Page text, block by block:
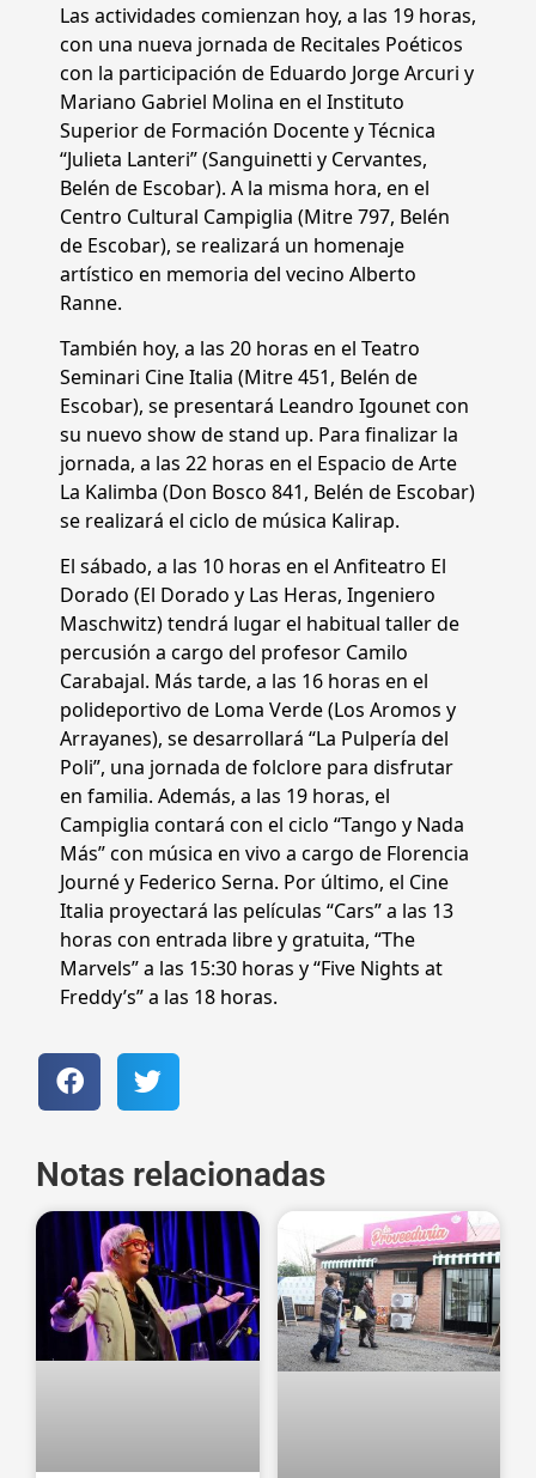
Las actividades comienzan hoy, a las 19 horas,
con una nueva jornada de Recitales Poéticos
con la participación de Eduardo Jorge Arcuri y
Mariano Gabriel Molina en el Instituto
Superior de Formación Docente y Técnica
“Julieta Lanteri” (Sanguinetti y Cervantes,
Belén de Escobar). A la misma hora, en el
Centro Cultural Campiglia (Mitre 797, Belén
de Escobar), se realizará un homenaje
artístico en memoria del vecino Alberto
Ranne.
También hoy, a las 20 horas en el Teatro
Seminari Cine Italia (Mitre 451, Belén de
Escobar), se presentará Leandro Igounet con
su nuevo show de stand up. Para finalizar la
jornada, a las 22 horas en el Espacio de Arte
La Kalimba (Don Bosco 841, Belén de Escobar)
se realizará el ciclo de música Kalirap.
El sábado, a las 10 horas en el Anfiteatro El
Dorado (El Dorado y Las Heras, Ingeniero
Maschwitz) tendrá lugar el habitual taller de
percusión a cargo del profesor Camilo
Carabajal. Más tarde, a las 16 horas en el
polideportivo de Loma Verde (Los Aromos y
Arrayanes), se desarrollará “La Pulpería del
Poli”, una jornada de folclore para disfrutar
en familia. Además, a las 19 horas, el
Campiglia contará con el ciclo “Tango y Nada
Más” con música en vivo a cargo de Florencia
Journé y Federico Serna. Por último, el Cine
Italia proyectará las películas “Cars” a las 13
horas con entrada libre y gratuita, “The
Marvels” a las 15:30 horas y “Five Nights at
Freddy’s” a las 18 horas.
Notas relacionadas